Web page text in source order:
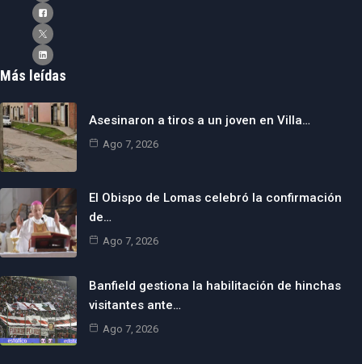
Más leídas
Asesinaron a tiros a un joven en Villa…
Ago 7, 2026
El Obispo de Lomas celebró la confirmación
de…
Ago 7, 2026
Banfield gestiona la habilitación de hinchas
visitantes ante…
Ago 7, 2026